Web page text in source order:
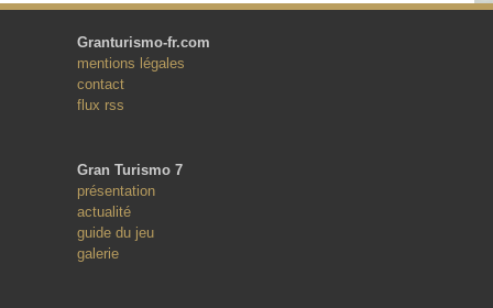
Granturismo-fr.com
mentions légales
contact
flux rss
Gran Turismo 7
présentation
actualité
guide du jeu
galerie